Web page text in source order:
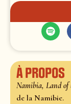
À propos
Namibia, Land of
de la Namibie.